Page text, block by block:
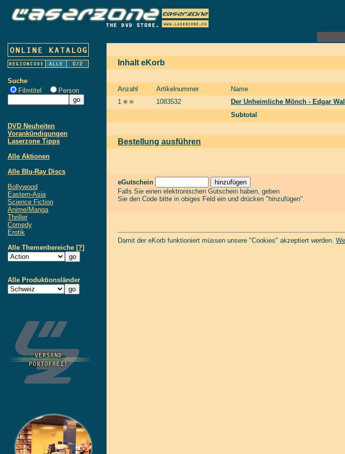
Suche
Filmtitel
Person
DVD Neuheiten
Vorankündigungen
Laserzone Tipps
Alle Aktionen
Alle Blu-Ray Discs
Bollywood
Eastern-Asia
Science Fiction
Anime/Manga
Thriller
Comedy
Erotik
Alle Themenbereiche [?]
Alle Produktionsländer
Inhalt eKorb
Anzahl Artikelnummer Name
1
1083532 Der Unheimliche Mönch - Edgar
Subtotal
Bestellung ausführen
eGutschein
Falls Sie einen elektronischen Gutschein haben, geben
Sie den Code bitte in obiges Feld ein und drücken "hinzufügen".
Damit der eKorb funktioniert müssen unsere "Cookies" akzeptiert werden.